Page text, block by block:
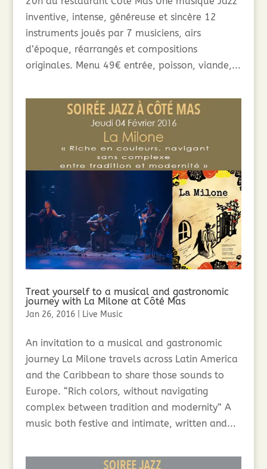
inventive, intense, généreuse et sincère 12
instruments joués par 7 musiciens, airs
d’époque, réarrangés et compositions
originales. Menu 49€ entrée, poisson, viande,...
Treat yourself to a musical and gastronomic
journey with La Milone at Côté Mas
Jan 26, 2016| Live Music
An invitation to a musical and gastronomic
journey La Milone travels across Latin America
and the Caribbean to share those sounds to
Europe. “Rich colors, without navigating
complex between tradition and modernity” A
music both festive and intimate, written and...